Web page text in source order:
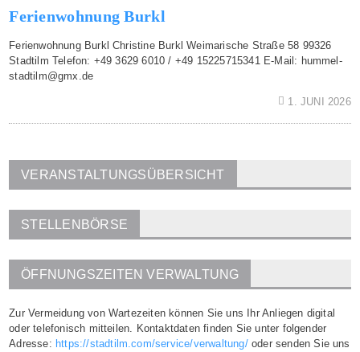
Ferienwohnung Burkl
Ferienwohnung Burkl Christine Burkl Weimarische Straße 58 99326
Stadtilm Telefon: +49 3629 6010 / +49 15225715341 E-Mail: hummel-
stadtilm@gmx.de
1. JUNI 2026
VERANSTALTUNGSÜBERSICHT
STELLENBÖRSE
ÖFFNUNGSZEITEN VERWALTUNG
Zur Vermeidung von Wartezeiten können Sie uns Ihr Anliegen digital
oder telefonisch mitteilen. Kontaktdaten finden Sie unter folgender
Adresse: https://stadtilm.com/service/verwaltung/oder senden Sie uns